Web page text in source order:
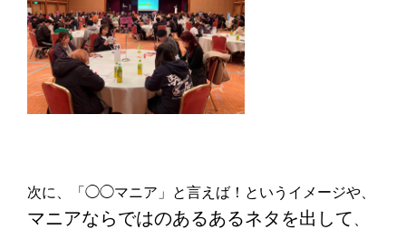
次に、「◯◯マニア」と言えば！というイメージや、
マニアならではのあるあるネタを出して